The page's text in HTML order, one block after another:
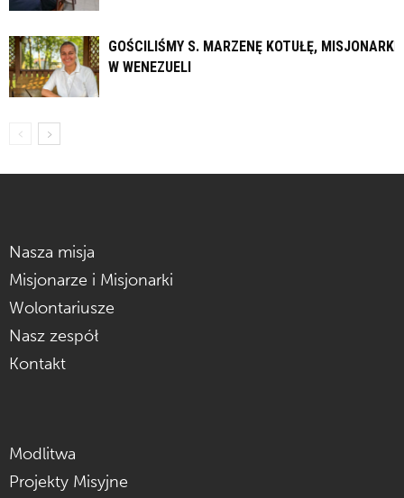
GOŚCILIŚMY S. MARZENĘ KOTUŁĘ, MISJONARKĘ
W WENEZUELI
Nasza misja
Misjonarze i Misjonarki
Wolontariusze
Nasz zespół
Kontakt
Modlitwa
Projekty Misyjne